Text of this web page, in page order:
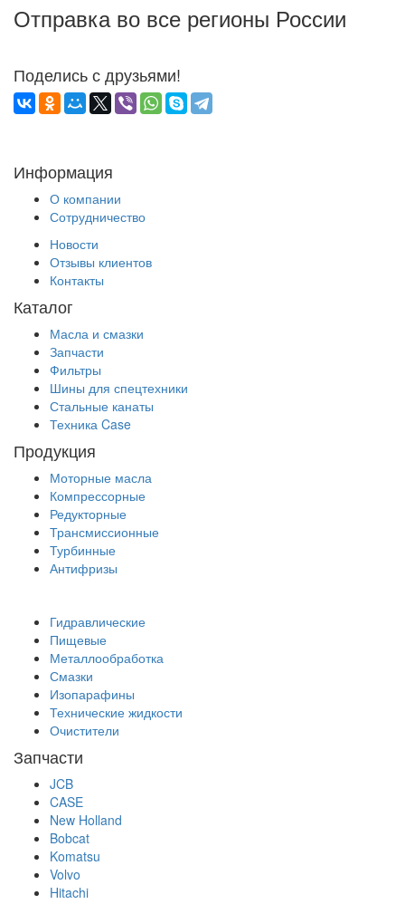
Отправка во все регионы России
Поделись с друзьями!
Информация
О компании
Сотрудничество
Новости
Отзывы клиентов
Контакты
Каталог
Масла и смазки
Запчасти
Фильтры
Шины для спецтехники
Стальные канаты
Техника Case
Продукция
Моторные масла
Компрессорные
Редукторные
Трансмиссионные
Турбинные
Антифризы
Гидравлические
Пищевые
Металлообработка
Смазки
Изопарафины
Технические жидкости
Очистители
Запчасти
JCB
CASE
New Holland
Bobcat
Komatsu
Volvo
Hitachi